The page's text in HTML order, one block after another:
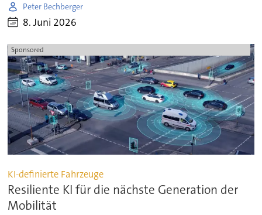
Peter Bechberger
8. Juni 2026
Sponsored
KI-definierte Fahrzeuge
Resiliente KI für die nächste Generation der
Mobilität